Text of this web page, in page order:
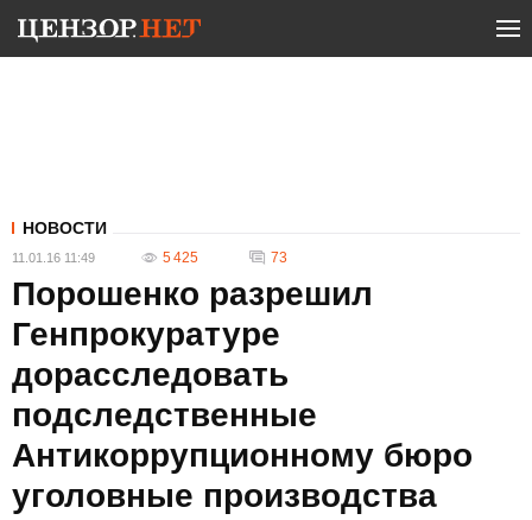
НОВОСТИ
11.01.16 11:49 5 425 73
Порошенко разрешил
Генпрокуратуре
дорасследовать
подследственные
Антикоррупционному бюро
уголовные производства